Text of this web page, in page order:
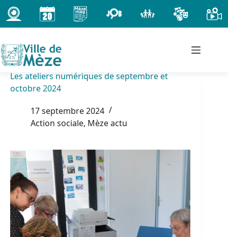
Passer
au
contenu
Les ateliers numériques de septembre et
octobre 2024
17 septembre 2024
Action sociale, Mèze actu